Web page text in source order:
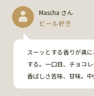
Mascha さん
ビール好き
スーッとする香りが奥
する。一口目、チョコ
香ばしさ苦味、甘味。
風味が見え隠れし始め